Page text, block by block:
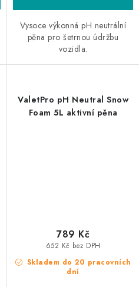
Vysoce výkonná pH neutrální
pěna pro šetrnou údržbu
vozidla.
ValetPro pH Neutral Snow
Foam 5L aktivní pěna
Skladem do 20 pracovních
dní
652 Kč bez DPH
789 Kč